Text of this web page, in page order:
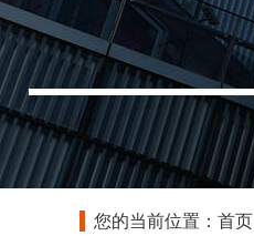
您的当前位置： 首页